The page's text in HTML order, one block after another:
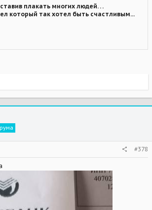
плакать многих людей. . .
который так хотел быть счастливым...
#378